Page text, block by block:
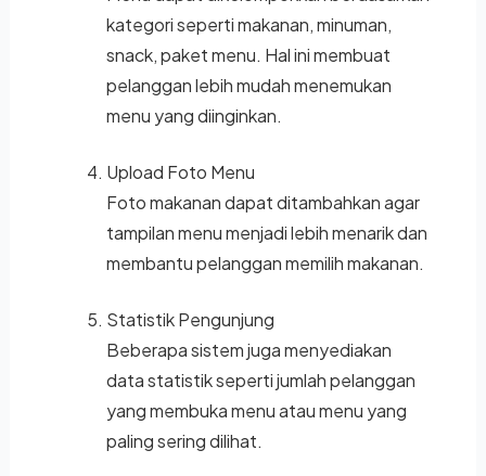
kategori seperti makanan, minuman,
snack, paket menu. Hal ini membuat
pelanggan lebih mudah menemukan
menu yang diinginkan.
Upload Foto Menu
Foto makanan dapat ditambahkan agar
tampilan menu menjadi lebih menarik dan
membantu pelanggan memilih makanan.
Statistik Pengunjung
Beberapa sistem juga menyediakan
data statistik seperti jumlah pelanggan
yang membuka menu atau menu yang
paling sering dilihat.